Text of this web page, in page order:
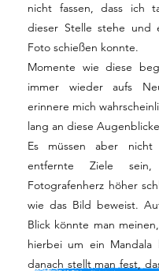
nicht fassen, dass ich
dieser Stelle stehe und
Foto schießen konnte.
Momente wie diese
immer wieder aufs
erinnere mich
lang an diese
Es müssen aber
entfernte Ziele
Fotografenherz höher
wie das Bild beweist.
Blick könnte man
hierbei um ein Mandala
danach stellt man fest,